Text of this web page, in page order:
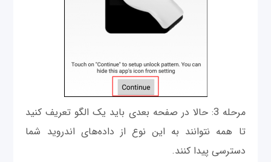
مرحله 3: حالا در صفحه بعدی باید یک الگو تعریف کنید
تا همه نتوانند به این نوع از داده‌های اندروید شما
دسترسی پیدا کنند.